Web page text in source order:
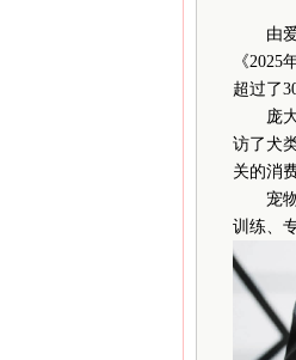
由
《
超过了
庞大
访了犬
关的消
宠物
训练、